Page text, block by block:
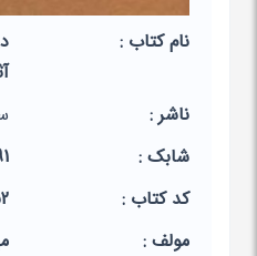
نام کتاب :
ناشر :
شابک :
کد کتاب :
مولف :